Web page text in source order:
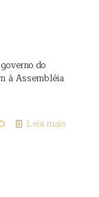
do
à Assembléia
Leia mais